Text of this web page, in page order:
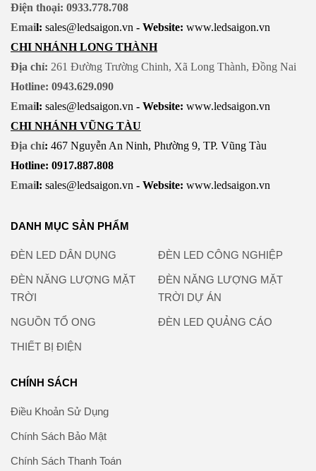
Điện thoại: 0933.778.708
Email: sales@ledsaigon.vn - Website: www.ledsaigon.vn
CHI NHÁNH LONG THÀNH
Địa chỉ: 261 Đường Trường Chinh, Xã Long Thành, Đồng Nai
Hotline: 0943.629.090
Email: sales@ledsaigon.vn - Website: www.ledsaigon.vn
CHI NHÁNH VŨNG TÀU
Địa chỉ: 467 Nguyễn An Ninh, Phường 9, TP. Vũng Tàu
Hotline: 0917.887.808
Email: sales@ledsaigon.vn - Website: www.ledsaigon.vn
DANH MỤC SẢN PHẨM
ĐÈN LED DÂN DỤNG ĐÈN LED CÔNG NGHIỆP
ĐÈN NĂNG LƯỢNG MẶT
TRỜI
ĐÈN NĂNG LƯỢNG MẶT
TRỜI DỰ ÁN
NGUỒN TỔ ONG ĐÈN LED QUẢNG CÁO
THIẾT BỊ ĐIỆN
CHÍNH SÁCH
Điều Khoản Sử Dụng
Chính Sách Bảo Mật
Chính Sách Thanh Toán